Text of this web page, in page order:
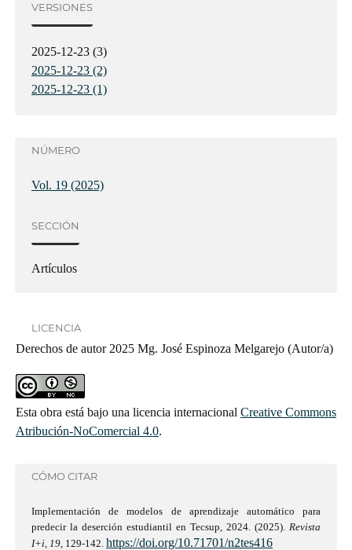
VERSIONES
2025-12-23 (3)
2025-12-23 (2)
2025-12-23 (1)
NÚMERO
Vol. 19 (2025)
SECCIÓN
Artículos
LICENCIA
Derechos de autor 2025 Mg. José Espinoza Melgarejo (Autor/a)
Esta obra está bajo una licencia internacionalCreative Commons
Atribución-NoComercial 4.0.
CÓMO CITAR
Implementación de modelos de aprendizaje automático para
predecir la deserción estudiantil en Tecsup, 2024. (2025). Revista
I+i, 19, 129-142. https://doi.org/10.71701/n2tes416